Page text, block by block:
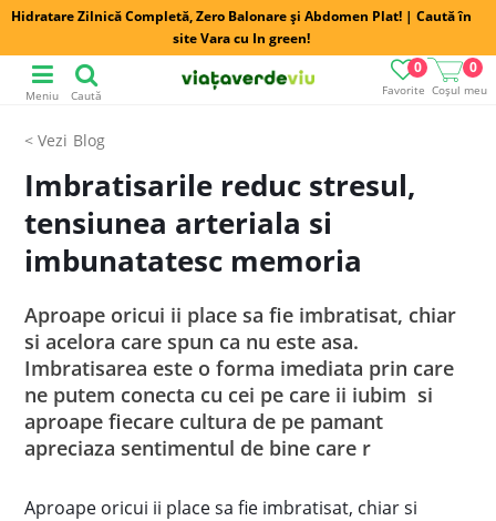
Hidratare Zilnică Completă, Zero Balonare și Abdomen Plat! | Caută în
site Vara cu In green!
Favorite
0
Coșul meu
0
Meniu Caută
Blog
Imbratisarile reduc stresul,
tensiunea arteriala si
imbunatatesc memoria
Aproape oricui ii place sa fie imbratisat, chiar
si acelora care spun ca nu este asa.
Imbratisarea este o forma imediata prin care
ne putem conecta cu cei pe care ii iubim si
aproape fiecare cultura de pe pamant
apreciaza sentimentul de bine care r
Aproape oricui ii place sa fie imbratisat, chiar si